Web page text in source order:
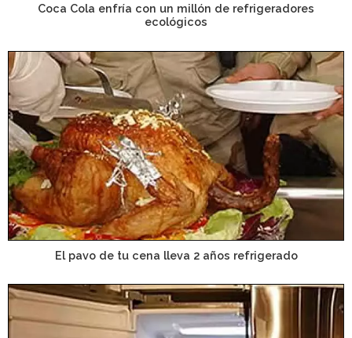
Coca Cola enfría con un millón de refrigeradores
ecológicos
El pavo de tu cena lleva 2 años refrigerado